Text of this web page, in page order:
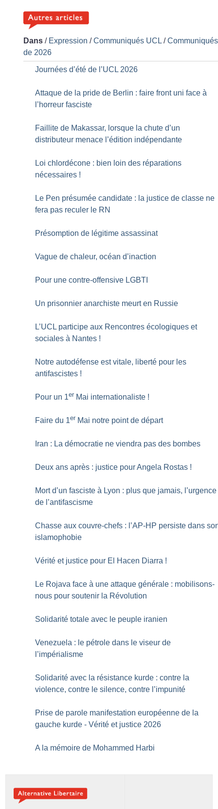
Dans / Expression /Communiqués UCL /Communiqués
de 2026
Journées d’été de l’UCL 2026
Attaque de la pride de Berlin : faire front uni face à
l’horreur fasciste
Faillite de Makassar, lorsque la chute d’un
distributeur menace l’édition indépendante
Loi chlordécone : bien loin des réparations
nécessaires !
Le Pen présumée candidate : la justice de classe ne
fera pas reculer le RN
Présomption de légitime assassinat
Vague de chaleur, océan d’inaction
Pour une contre-offensive LGBTI
Un prisonnier anarchiste meurt en Russie
L’UCL participe aux Rencontres écologiques et
sociales à Nantes !
Notre autodéfense est vitale, liberté pour les
antifascistes !
Pour un 1er Mai internationaliste !
Faire du 1er Mai notre point de départ
Iran : La démocratie ne viendra pas des bombes
Deux ans après : justice pour Angela Rostas !
Mort d’un fasciste à Lyon : plus que jamais, l’urgence
de l’antifascisme
Chasse aux couvre-chefs : l’AP-HP persiste dans
islamophobie
Vérité et justice pour El Hacen Diarra !
Le Rojava face à une attaque générale : mobilisons-
nous pour soutenir la Révolution
Solidarité totale avec le peuple iranien
Venezuela : le pétrole dans le viseur de
l’impérialisme
Solidarité avec la résistance kurde : contre la
violence, contre le silence, contre l’impunité
Prise de parole manifestation européenne de la
gauche kurde - Vérité et justice 2026
A la mémoire de Mohammed Harbi